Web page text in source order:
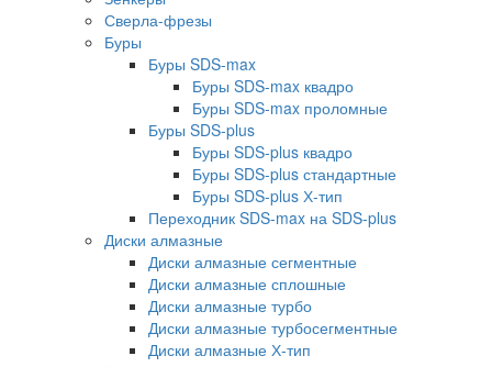
Сверла-фрезы
Буры
Буры SDS-max
Буры SDS-max квадро
Буры SDS-max проломные
Буры SDS-plus
Буры SDS-plus квадро
Буры SDS-plus стандартные
Буры SDS-plus Х-тип
Переходник SDS-max на SDS-plus
Диски алмазные
Диски алмазные сегментные
Диски алмазные сплошные
Диски алмазные турбо
Диски алмазные турбосегментные
Диски алмазные Х-тип